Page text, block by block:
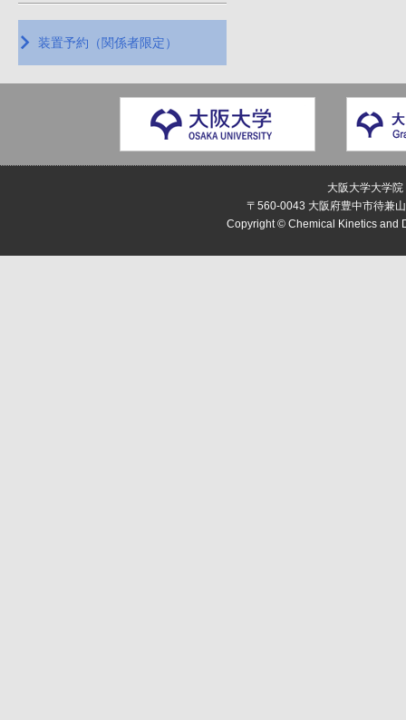
装置予約（関係者限定）
大阪大学大学
〒560-0043 大阪府豊中市待兼
Copyright © Chemical Kinetics and